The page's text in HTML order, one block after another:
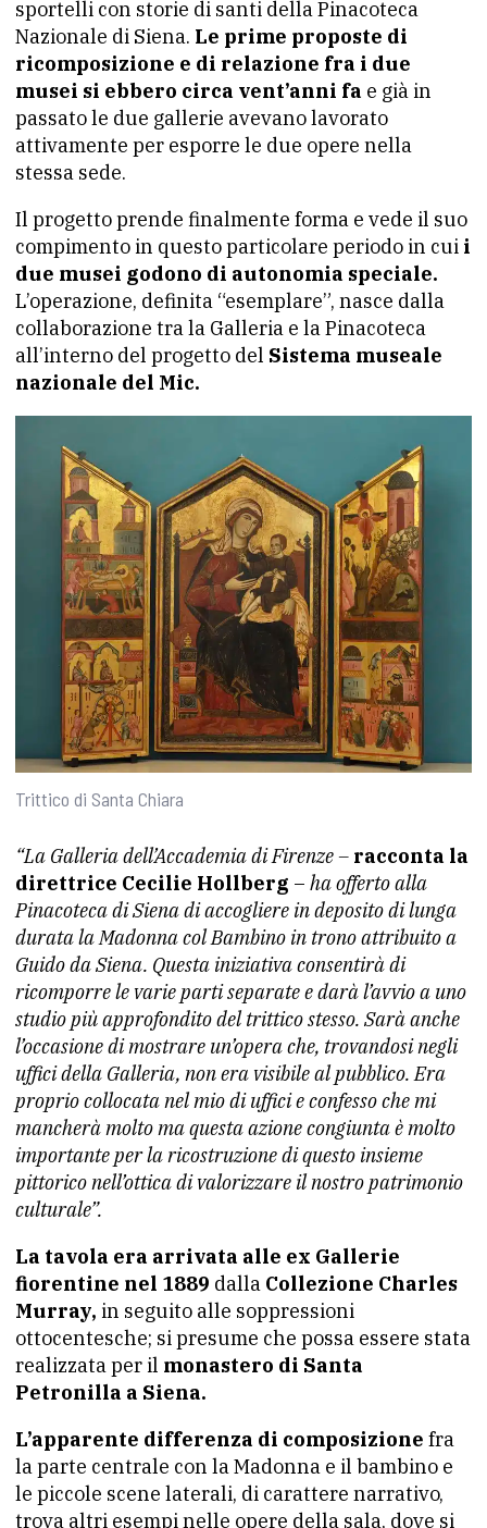
sportelli con storie di santi della Pinacoteca
Nazionale di Siena. Le prime proposte di
ricomposizione e di relazione fra i due
musei si ebbero circa vent’anni fa e già in
passato le due gallerie avevano lavorato
attivamente per esporre le due opere nella
stessa sede.
Il progetto prende finalmente forma e vede il suo
compimento in questo particolare periodo in cui i
due musei godono di autonomia speciale.
L’operazione, definita “esemplare”, nasce dalla
collaborazione tra la Galleria e la Pinacoteca
all’interno del progetto del Sistema museale
nazionale del Mic.
Trittico di Santa Chiara
“La Galleria dell’Accademia di Firenze – racconta la
direttrice Cecilie Hollberg – ha offerto alla
Pinacoteca di Siena di accogliere in deposito di lunga
durata la Madonna col Bambino in trono attribuito a
Guido da Siena. Questa iniziativa consentirà di
ricomporre le varie parti separate e darà l’avvio a uno
studio più approfondito del trittico stesso. Sarà anche
l’occasione di mostrare un’opera che, trovandosi negli
uffici della Galleria, non era visibile al pubblico. Era
proprio collocata nel mio di uffici e confesso che mi
mancherà molto ma questa azione congiunta è molto
importante per la ricostruzione di questo insieme
pittorico nell’ottica di valorizzare il nostro patrimonio
culturale”.
La tavola era arrivata alle ex Gallerie
fiorentine nel 1889 dalla Collezione Charles
Murray, in seguito alle soppressioni
ottocentesche; si presume che possa essere stata
realizzata per il monastero di Santa
Petronilla a Siena.
L’apparente differenza di composizione fra
la parte centrale con la Madonna e il bambino e
le piccole scene laterali, di carattere narrativo,
trova altri esempi nelle opere della sala, dove si